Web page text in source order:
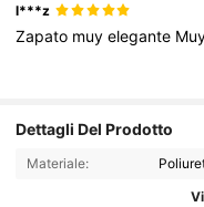
l***z
Zapato muyelegante
Dettagli Del Prodotto
Materiale: